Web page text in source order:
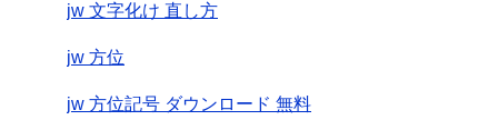
jw 文字化け 直し方
jw 方位
jw 方位記号 ダウンロード 無料